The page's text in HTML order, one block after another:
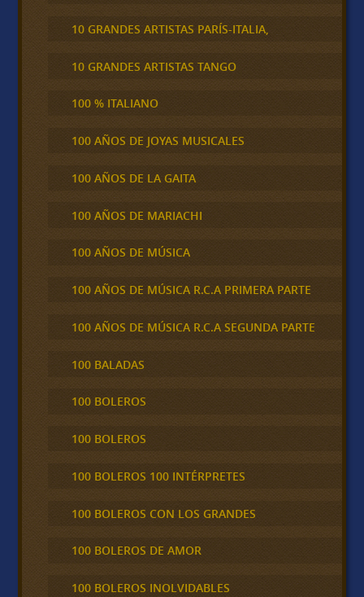
10 GRANDES ARTISTAS PARÍS-ITALIA,
10 GRANDES ARTISTAS TANGO
100 % ITALIANO
100 AÑOS DE JOYAS MUSICALES
100 AÑOS DE LA GAITA
100 AÑOS DE MARIACHI
100 AÑOS DE MÚSICA
100 AÑOS DE MÚSICA R.C.A PRIMERA PARTE
100 AÑOS DE MÚSICA R.C.A SEGUNDA PARTE
100 BALADAS
100 BOLEROS
100 BOLEROS
100 BOLEROS 100 INTÉRPRETES
100 BOLEROS CON LOS GRANDES
100 BOLEROS DE AMOR
100 BOLEROS INOLVIDABLES